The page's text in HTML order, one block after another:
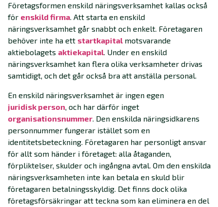
Företagsformen enskild näringsverksamhet kallas också
för enskild firma. Att starta en enskild
näringsverksamhet går snabbt och enkelt. Företagaren
behöver inte ha ett startkapital motsvarande
aktiebolagets aktiekapital. Under en enskild
näringsverksamhet kan flera olika verksamheter drivas
samtidigt, och det går också bra att anställa personal.
En enskild näringsverksamhet är ingen egen
juridisk person, och har därför inget
organisationsnummer. Den enskilda näringsidkarens
personnummer fungerar istället som en
identitetsbeteckning. Företagaren har personligt ansvar
för allt som händer i företaget: alla åtaganden,
förpliktelser, skulder och ingångna avtal. Om den enskilda
näringsverksamheten inte kan betala en skuld blir
företagaren betalningsskyldig. Det finns dock olika
företagsförsäkringar att teckna som kan eliminera en del